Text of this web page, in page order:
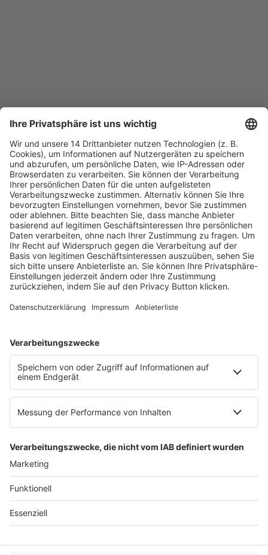
Fachmedien Recht und Wirtschaft
Ein Fachbereich der
dfv Mediengruppe
Mainzer Landstr. 251
60326 Frankfurt am Main
E-Mail:info@ruw.de
Web:https://www.ruw.de
AGB
Datenschutzerklärung
Genderhinweis
Cookie-Einstellungen